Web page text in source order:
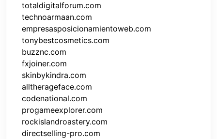
totaldigitalforum.com
technoarmaan.com
empresasposicionamientoweb.com
tonybestcosmetics.com
buzznc.com
fxjoiner.com
skinbykindra.com
alltherageface.com
codenational.com
progameexplorer.com
rockislandroastery.com
directselling-pro.com